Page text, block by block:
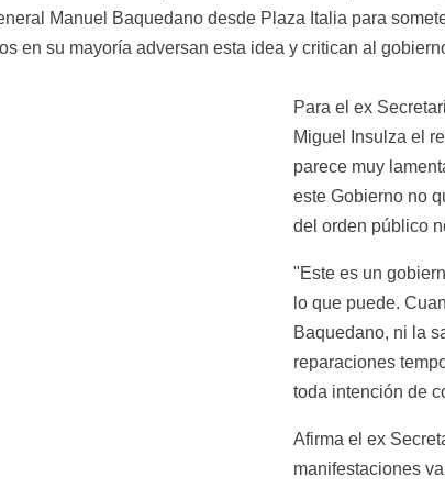
Manuel Baquedano desde Plaza Italia para
en su mayoría adversan esta idea y critican al
Para el ex
Miguel Insulza el
parece muy
este Gobierno no
del orden público
"Este es un
lo que puede.
Baquedano, ni la
reparaciones
toda intención de
Afirma el ex
manifestaciones